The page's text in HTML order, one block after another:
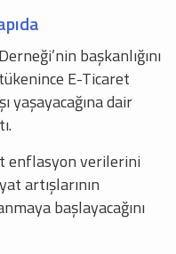
başkanlığını
E-Ticaret
yaşayacağına dair
enflasyon verilerini
artışlarının
başlayacağını